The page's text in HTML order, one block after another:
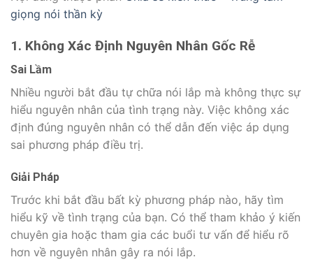
giọng nói thần kỳ
1. Không Xác Định Nguyên Nhân Gốc Rễ
Sai Lầm
Nhiều người bắt đầu tự chữa nói lắp mà không thực sự
hiểu nguyên nhân của tình trạng này. Việc không xác
định đúng nguyên nhân có thể dẫn đến việc áp dụng
sai phương pháp điều trị.
Giải Pháp
Trước khi bắt đầu bất kỳ phương pháp nào, hãy tìm
hiểu kỹ về tình trạng của bạn. Có thể tham khảo ý kiến
chuyên gia hoặc tham gia các buổi tư vấn để hiểu rõ
hơn về nguyên nhân gây ra nói lắp.